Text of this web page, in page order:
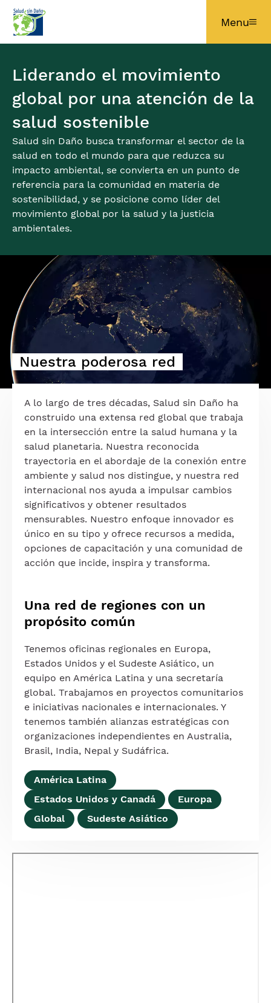
Pasar al contenido principal
Menu
Liderando el movimiento
global por una atención de la
salud sostenible
Salud sin Daño busca transformar el sector de la
salud en todo el mundo para que reduzca su
impacto ambiental, se convierta en un punto de
referencia para la comunidad en materia de
sostenibilidad, y se posicione como líder del
movimiento global por la salud y la justicia
ambientales.
Nuestra poderosa red
A lo largo de tres décadas, Salud sin Daño ha
construido una extensa red global que trabaja
en la intersección entre la salud humana y la
salud planetaria. Nuestra reconocida
trayectoria en el abordaje de la conexión entre
ambiente y salud nos distingue, y nuestra red
internacional nos ayuda a impulsar cambios
significativos y obtener resultados
mensurables. Nuestro enfoque innovador es
único en su tipo y ofrece recursos a medida,
opciones de capacitación y una comunidad de
acción que incide, inspira y transforma.
Una red de regiones con un
propósito común
Tenemos oficinas regionales en Europa,
Estados Unidos y el Sudeste Asiático, un
equipo en América Latina y una secretaría
global. Trabajamos en proyectos comunitarios
e iniciativas nacionales e internacionales. Y
tenemos también alianzas estratégicas con
organizaciones independientes en Australia,
Brasil, India, Nepal y Sudáfrica.
América Latina
Estados Unidos y Canadá
Europa
Global
Sudeste Asiático